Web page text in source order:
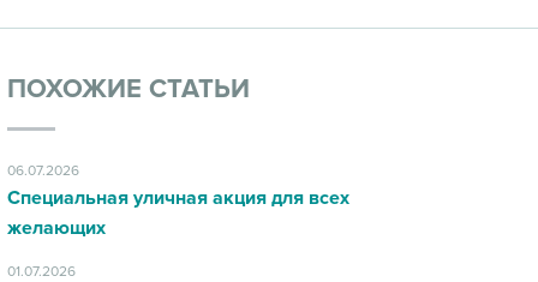
ПОХОЖИЕ СТАТЬИ
06.07.2026
Специальная уличная акция для всех
желающих
01.07.2026